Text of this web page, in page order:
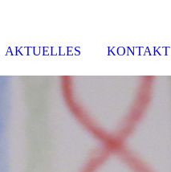
AKTUELLES KONTAKT